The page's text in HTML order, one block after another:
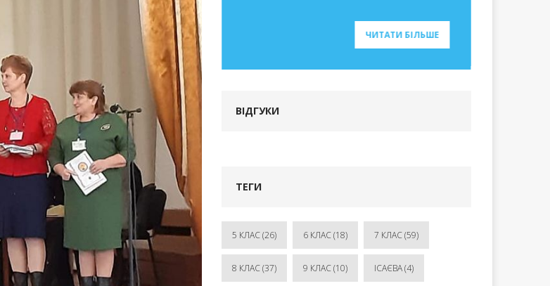
– 2019 рр.) Розділ І. Автореферат та
ЧИТАТИ БІЛЬШЕ
ЧИТАТИ БІЛЬШЕ
ВІДГУКИ
ТЕГИ
5 КЛАС(26) 6 КЛАС(18) 7 КЛАС(59)
8 КЛАС(37) 9 КЛАС(10) ІСАЄВА(4)